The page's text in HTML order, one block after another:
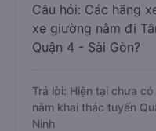
Câu hỏi: Các hãng
xe giường nằm đi
Quận 4 - Sài Gòn?
Trả lời: Hiện tại chưa
nằm khai thác tuyến
Ninh